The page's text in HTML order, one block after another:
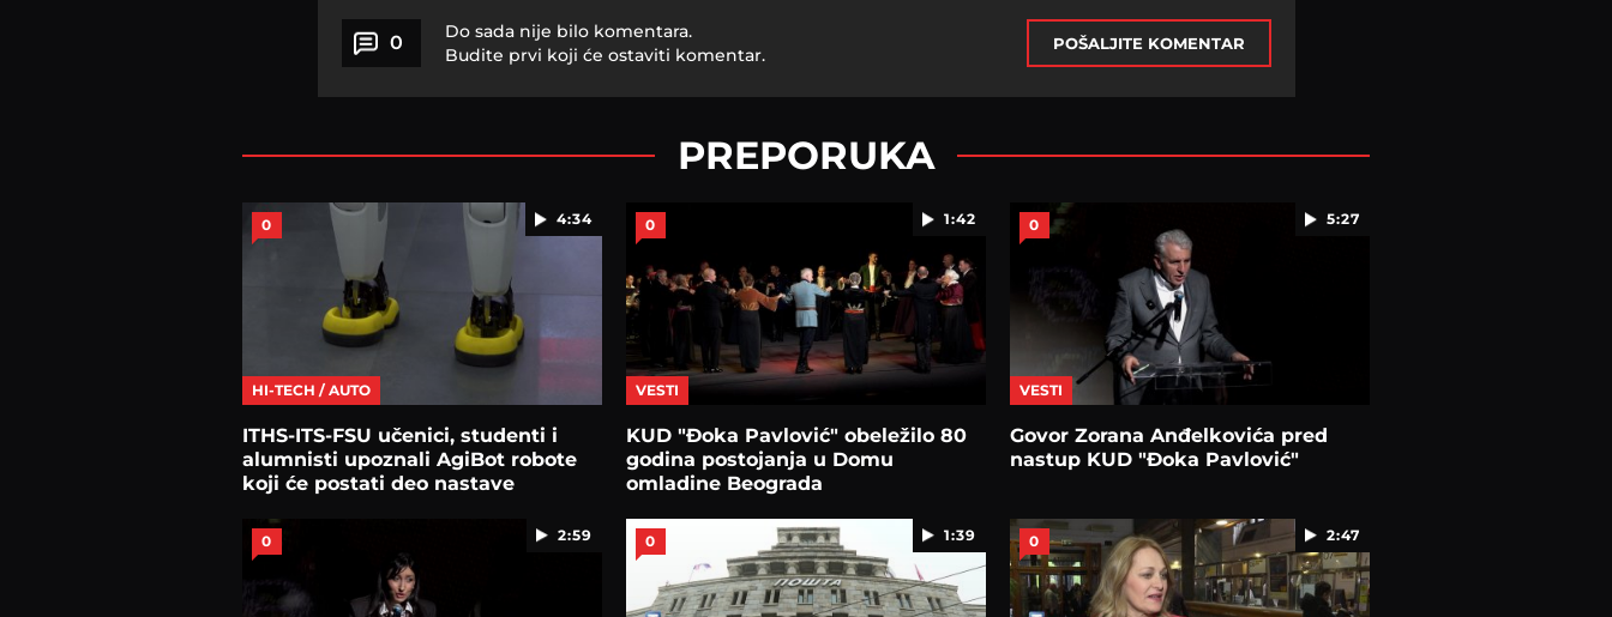
0
Do sada nije bilo komentara.
Budite prvi koji će ostaviti komentar.
POŠALJITE KOMENTAR
PREPORUKA
4:34
0
HI-TECH / AUTO
ITHS-ITS-FSU učenici, studenti i
alumnisti upoznali AgiBot robote
koji će postati deo nastave
1:42
0
VESTI
KUD "Đoka Pavlović" obeležilo 80
godina postojanja u Domu
omladine Beograda
5:27
0
VESTI
Govor Zorana Anđelkovića pred
nastup KUD "Đoka Pavlović"
2:59
0 1:39
0 2:47
0